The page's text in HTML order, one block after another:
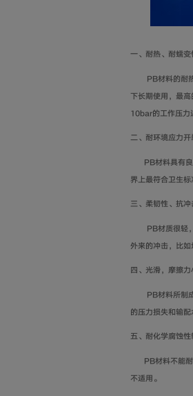
一、耐热、耐蠕
PB材料的耐热
下长期使用，最
10bar的工作压力
二、耐环境应力
PB材料具有良
界上最符合卫生标
三、柔韧性、抗
PB材质很轻，
外来的冲击，比如
四、光滑，摩擦力
PB材料所制成
的压力损失和输配
五、耐化学腐蚀性
PB材料不能耐
不适用。